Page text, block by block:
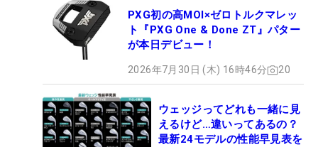
PXG初の高MOI×ゼロトルクマレッ
ト『PXG One & Done ZT』パター
が本日デビュー！
2026年7月30日 (木) 16時46分 20
ウェッジってどれも一緒に見
えるけど…違いってあるの？
最新24モデルの性能早見表を